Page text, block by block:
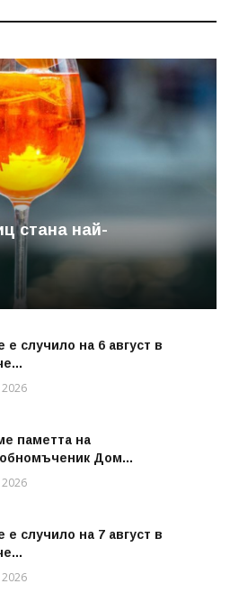
стана най-
е случило на 6 август в
2026
паметта на
Дом...
2026
е случило на 7 август в
2026